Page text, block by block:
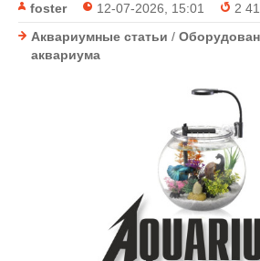
foster 12-07-2026, 15:01
2
Аквариумные статьи /
аквариума